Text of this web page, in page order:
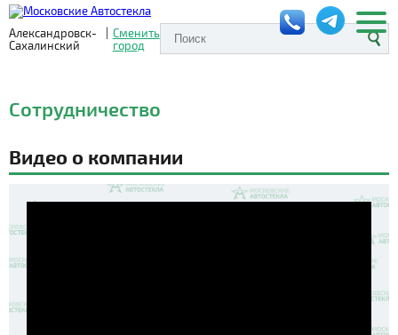
Александровск-
Сахалинский
| Сменить
город
Сотрудничество
Видео о компании